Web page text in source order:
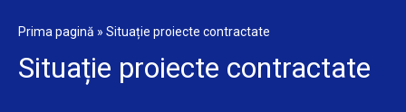
Prima pagină » Situație proiecte contractate
Situație proiecte contractate